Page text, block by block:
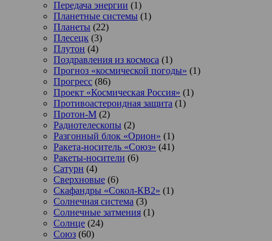
Передача энергии (1)
Планетные системы (1)
Планеты (22)
Плесецк (3)
Плутон (4)
Поздравления из космоса (1)
Прогноз «космической погоды» (1)
Прогресс (86)
Проект «Космическая Россия» (1)
Противоастероидная защита (1)
Протон-М (2)
Радиотелескопы (2)
Разгонный блок «Орион» (1)
Ракета-носитель «Союз» (41)
Ракеты-носители (6)
Сатурн (4)
Сверхновые (6)
Скафандры «Сокол-КВ2» (1)
Солнечная система (3)
Солнечные затмения (1)
Солнце (24)
Союз (60)